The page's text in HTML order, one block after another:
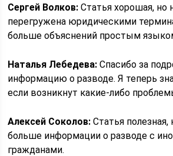
Сергей Волков: Статья хорошая, но
перегружена юридическими
больше объяснений простым
Наталья Лебедева: Спасибо за
информацию о разводе. Я теперь
если возникнут какие-либо
Алексей Соколов: Статья
больше информации о разводе с
гражданами.